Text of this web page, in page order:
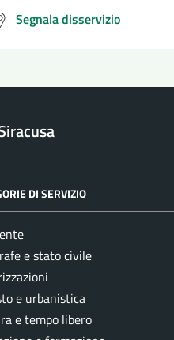
Segnala disservizio
DI SERVIZIO
e stato civile
e urbanistica
e tempo libero